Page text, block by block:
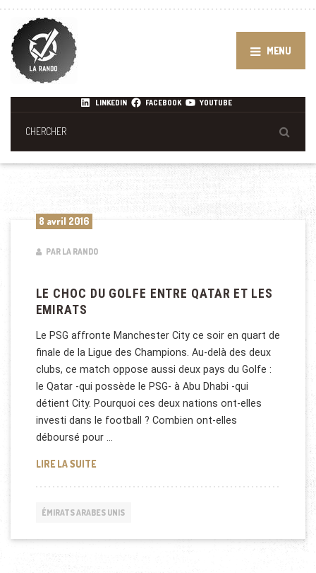
MENU
LINKEDIN FACEBOOK YOUTUBE
8 avril 2016
PAR LA RANDO
LE CHOC DU GOLFE ENTRE QATAR ET LES
EMIRATS
Le PSG affronte Manchester City ce soir en quart de
finale de la Ligue des Champions. Au-delà des deux
clubs, ce match oppose aussi deux pays du Golfe :
le Qatar -qui possède le PSG- à Abu Dhabi -qui
détient City. Pourquoi ces deux nations ont-elles
investi dans le football ? Combien ont-elles
déboursé pour …
LIRE LA SUITELE CHOC DU GOLFE ENTRE QATAR ET LES EMIRATS
ÉMIRATS ARABES UNIS